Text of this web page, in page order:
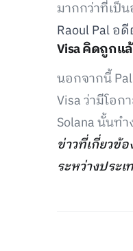
มากกว่าที่เป็
Raoul Pal อ
Visa คิดถูกแ
นอกจากนี้
Visa ว่ามีโอ
Solana นั้นท
ข่าวที่เกี่ยวข้อ
ระหว่างประเ